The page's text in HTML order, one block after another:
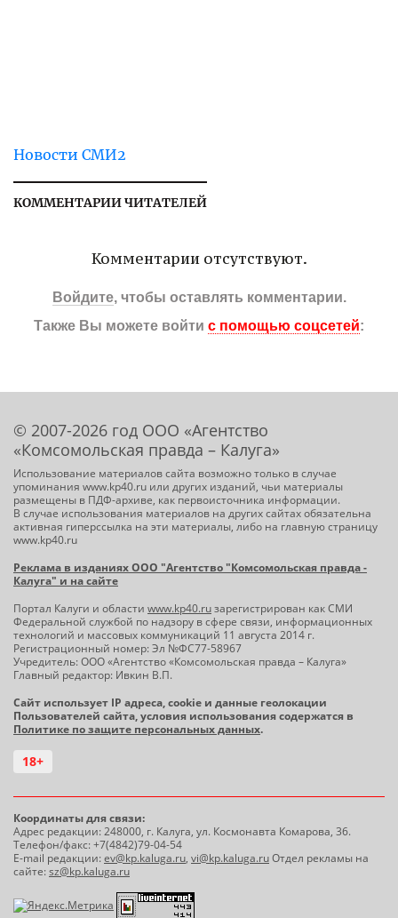
Новости СМИ2
КОММЕНТАРИИ ЧИТАТЕЛЕЙ
Комментарии отсутствуют.
Войдите, чтобы оставлять комментарии.
Также Вы можете войти с помощью соцсетей:
© 2007-2026 год ООО «Агентство
«Комсомольская правда – Калуга»
Использование материалов сайта возможно только в случае
упоминания www.kp40.ru или других изданий, чьи материалы
размещены в ПДФ-архиве, как первоисточника информации.
В случае использования материалов на других сайтах обязательна
активная гиперссылка на эти материалы, либо на главную страницу
www.kp40.ru
Реклама в изданиях ООО "Агентство "Комсомольская правда -
Калуга" и на сайте
Портал Калуги и области www.kp40.ruзарегистрирован как СМИ
Федеральной службой по надзору в сфере связи, информационных
технологий и массовых коммуникаций 11 августа 2014 г.
Регистрационный номер: Эл №ФС77-58967
Учредитель: ООО «Агентство «Комсомольская правда – Калуга»
Главный редактор: Ивкин В.П.
Сайт использует IP адреса, cookie и данные геолокации
Пользователей сайта, условия использования содержатся в
Политике по защите персональных данных.
18+
Координаты для связи:
Адрес редакции: 248000, г. Калуга, ул. Космонавта Комарова, 36.
Телефон/факс: +7(4842)79-04-54
E-mail редакции:ev@kp.kaluga.ru, vi@kp.kaluga.ruОтдел рекламы на
сайте:sz@kp.kaluga.ru